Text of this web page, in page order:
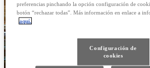
preferencias pinchando la opción configuración de
botón “rechazar todas”. Más información en enlace a
aquí.
Configuración de
cookies